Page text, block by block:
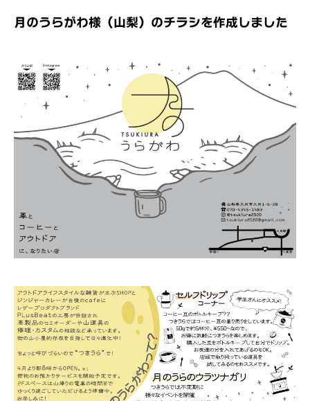
月のうらがわ様（山梨）のチラシを作成しました